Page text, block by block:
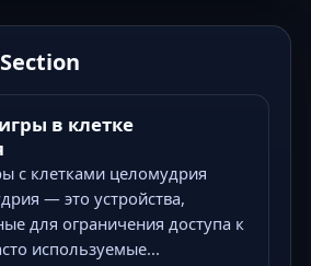
в клетке
с клетками целомудрия
— это устройства,
для ограничения доступа к
используемые...